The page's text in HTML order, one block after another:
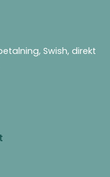
Swish, direkt